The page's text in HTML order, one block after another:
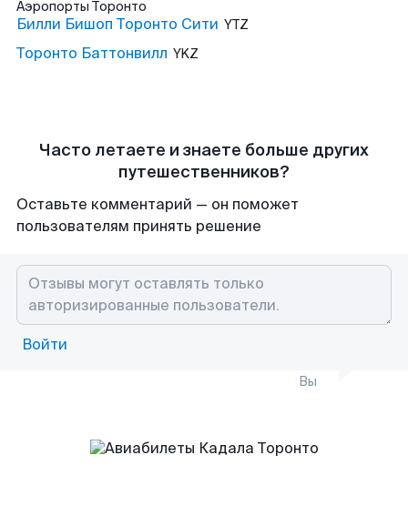
Аэропорты Торонто
Билли Бишоп Торонто Сити YTZ
Торонто Баттонвилл YKZ
Часто летаете и знаете больше других
путешественников?
Оставьте комментарий — он поможет
пользователям принять решение
Войти
Вы